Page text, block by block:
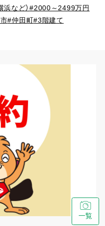
浜など）#2000～2499万円
#仲田町#3階建て
一覧